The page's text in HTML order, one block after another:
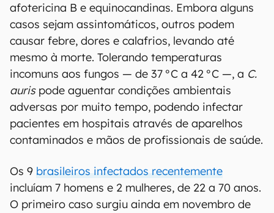
afotericina B e equinocandinas. Embora alguns
casos sejam assintomáticos, outros podem
causar febre, dores e calafrios, levando até
mesmo à morte. Tolerando temperaturas
incomuns aos fungos — de 37 °C a 42 °C —, a C.
aurispode aguentar condições ambientais
adversas por muito tempo, podendo infectar
pacientes em hospitais através de aparelhos
contaminados e mãos de profissionais de saúde.
Os 9 brasileiros infectados recentemente
incluíam 7 homens e 2 mulheres, de 22 a 70 anos.
O primeiro caso surgiu ainda em novembro de